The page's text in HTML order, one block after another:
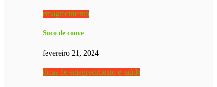
emagrecimento
Suco de couve
fevereiro 21, 2024
dicas de emagrecimento e saúde